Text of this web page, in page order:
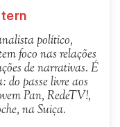
político,
foco nas relações
de narrativas. É
do passe livre aos
Pan, RedeTV!,
na Suiça.